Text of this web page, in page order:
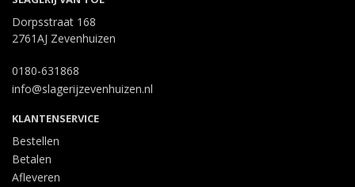
Dorpsstraat 168
2761AJ Zevenhuizen
0180-631868
info@slagerijzevenhuizen.nl
KLANTENSERVICE
Bestellen
Betalen
Afleveren